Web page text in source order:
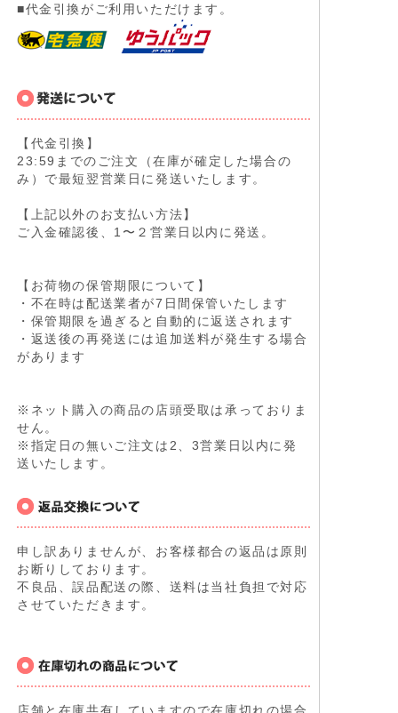
■代金引換がご利用いただけます。
【代金引換】
23:59までのご注文（在庫が確定した場合の
み）で最短翌営業日に発送いたします。
【上記以外のお支払い方法】
ご入金確認後、1〜２営業日以内に発送。
【お荷物の保管期限について】
・不在時は配送業者が7日間保管いたします
・保管期限を過ぎると自動的に返送されます
・返送後の再発送には追加送料が発生する場合
があります
※ネット購入の商品の店頭受取は承っておりま
せん。
※指定日の無いご注文は2、3営業日以内に発
送いたします。
申し訳ありませんが、お客様都合の返品は原則
お断りしております。
不良品、誤品配送の際、送料は当社負担で対応
させていただきます。
店舗と在庫共有していますので在庫切れの場合